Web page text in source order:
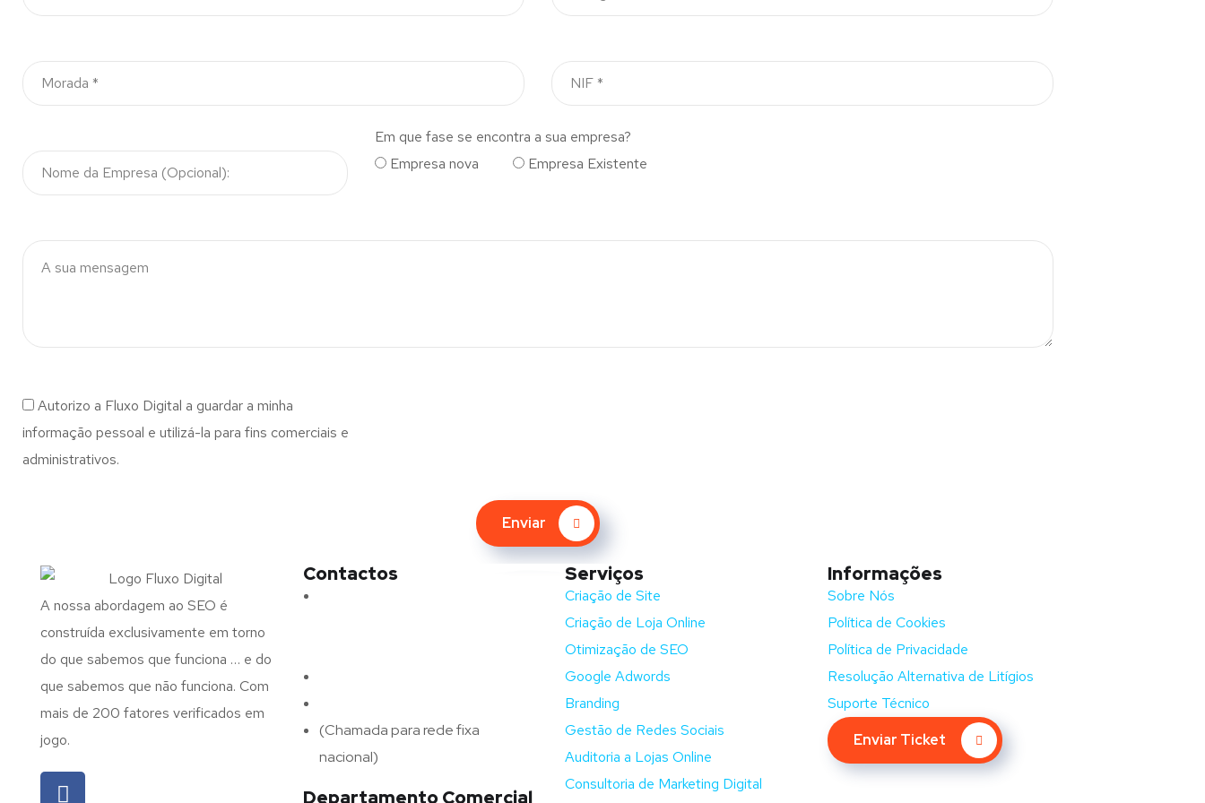
Em que fase se encontra a sua empresa?
Empresa nova
Empresa Existente
Autorizo a Fluxo Digital a guardar a minha
informação pessoal e utilizá-la para fins comerciais e
administrativos.
Enviar
A nossa abordagem ao SEO é
construída exclusivamente em torno
do que sabemos que funciona … e do
que sabemos que não funciona. Com
mais de 200 fatores verificados em
jogo.
Contactos
(Chamada para rede fixa
nacional)
Departamento Comercial
Serviços
Criação de Site
Criação de Loja Online
Otimização de SEO
Google Adwords
Branding
Gestão de Redes Sociais
Auditoria a Lojas Online
Consultoria de Marketing Digital
Informações
Sobre Nós
Política de Cookies
Política de Privacidade
Resolução Alternativa de Litígios
Suporte Técnico
Enviar Ticket